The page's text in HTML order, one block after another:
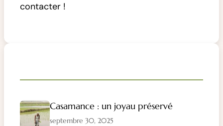
contacter !
Casamance : un joyau préservé
septembre 30, 2025